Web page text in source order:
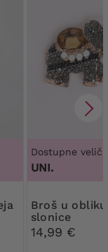
Dostupne
UNI.
Broš u obliku sive
slonice
14,99 €